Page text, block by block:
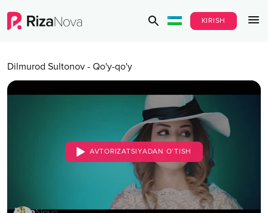
KIRISH
Dilmurod Sultonov - Qo'y-qo'y
AVTORIZATSIYADAN O‘TISH